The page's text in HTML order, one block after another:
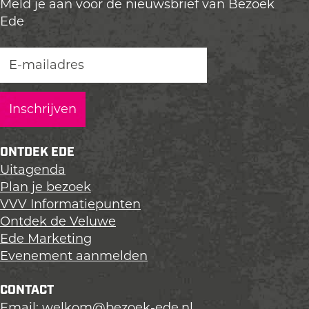
d
e
e
a
g
i
n
a
o
p
L
i
n
k
e
d
e
a
g
i
n
o
p
F
a
c
e
b
d
e
a
g
i
n
o
p
X
Meld je aan voor de nieuwsbrief van Bezoek
Ede
ONTDEK EDE
Uitagenda
Plan je bezoek
VVV Informatiepunten
Ontdek de Veluwe
Ede Marketing
Evenement aanmelden
CONTACT